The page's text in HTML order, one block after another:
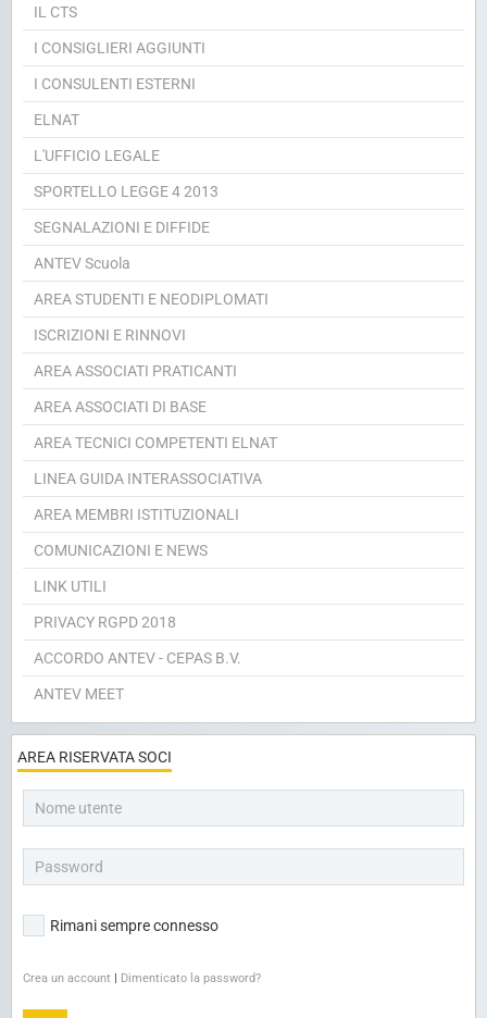
IL CTS
I CONSIGLIERI AGGIUNTI
I CONSULENTI ESTERNI
ELNAT
L'UFFICIO LEGALE
SPORTELLO LEGGE 4 2013
SEGNALAZIONI E DIFFIDE
ANTEV Scuola
AREA STUDENTI E NEODIPLOMATI
ISCRIZIONI E RINNOVI
AREA ASSOCIATI PRATICANTI
AREA ASSOCIATI DI BASE
AREA TECNICI COMPETENTI ELNAT
LINEA GUIDA INTERASSOCIATIVA
AREA MEMBRI ISTITUZIONALI
COMUNICAZIONI E NEWS
LINK UTILI
PRIVACY RGPD 2018
ACCORDO ANTEV - CEPAS B.V.
ANTEV MEET
AREA RISERVATA SOCI
Rimani sempre connesso
Crea un account Dimenticato la password?